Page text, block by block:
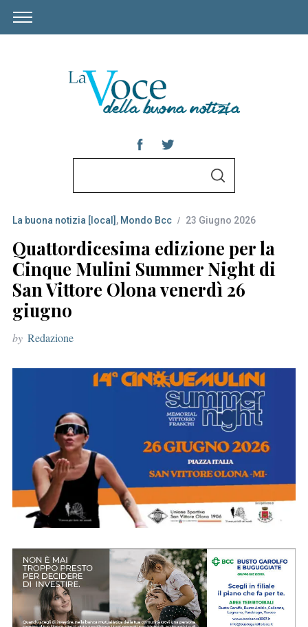
r
c
h
f
o
:
S
C
H
La buona notizia [local] , Mondo Bcc 23 Giugno 2026
Quattordicesima edizione per la
Cinque Mulini Summer Night di
San Vittore Olona venerdì 26
giugno
by Redazione